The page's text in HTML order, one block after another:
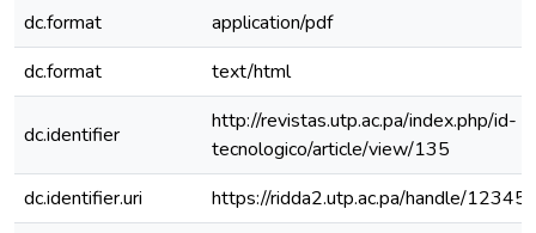
dc.format
application/pdf
dc.format
text/html
dc.identifier
http://revistas.utp.ac.pa/index.php/id-
tecnologico/article/view/135
dc.identifier.uri
https://ridda2.utp.ac.pa/handle/